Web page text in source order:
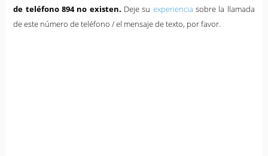
de teléfono 894 no existen. Deje su experiencia sobre la llamada
de este número de teléfono / el mensaje de texto, por favor.